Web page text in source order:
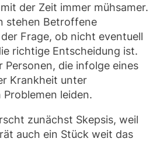
der Zeit immer mühsamer.
stehen Betroffene
Frage, ob nicht eventuell
richtige Entscheidung ist.
Personen, die infolge eines
Krankheit unter
leiden.
zunächst Skepsis, weil
auch ein Stück weit das